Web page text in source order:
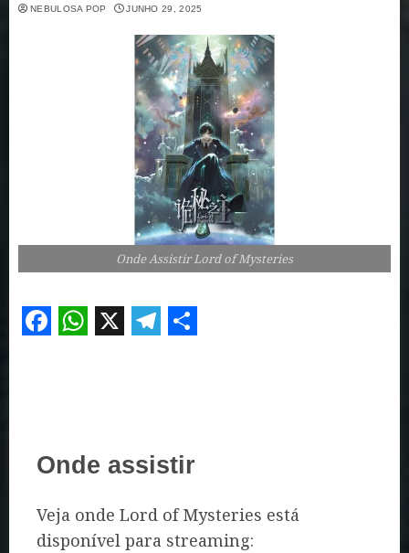
NEBULOSA POP JUNHO 29, 2025
Onde Assistir Lord of Mysteries
Onde assistir
Veja onde Lord of Mysteries está
disponível para streaming: